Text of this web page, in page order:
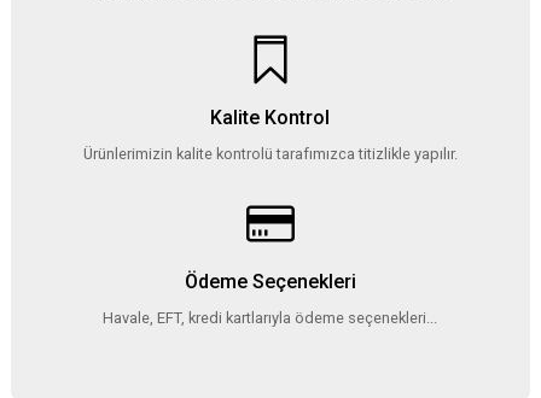
Kalite Kontrol
Ürünlerimizin kalite kontrolü tarafımızca titizlikle yapılır.
Ödeme Seçenekleri
Havale, EFT, kredi kartlarıyla ödeme seçenekleri...